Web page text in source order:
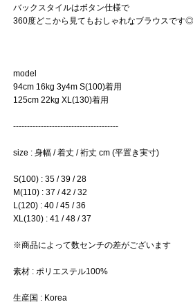
バックスタイルはボタン仕様で
360度どこから見てもおしゃれなブラウスです◎
model
94cm 16kg 3y4m S(100)着用
125cm 22kg XL(130)着用
--------------------------------------
size : 身幅 / 着丈 / 裄丈 cm (平置き実寸)
S(100) : 35 / 39 / 28
M(110) : 37 / 42 / 32
L(120) : 40 / 45 / 36
XL(130) : 41 / 48 / 37
※商品によって数センチの差がございます
素材 : ポリエステル100%
生産国 : Korea